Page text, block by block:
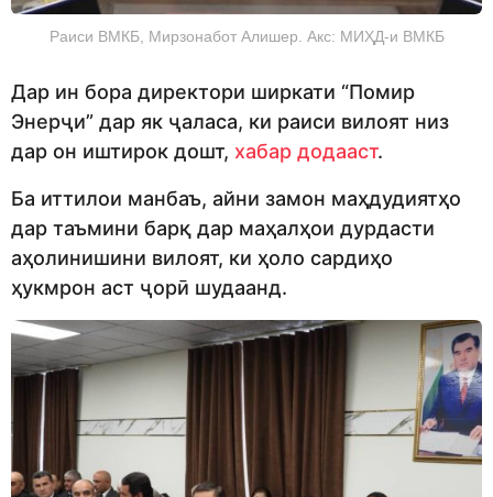
Раиси ВМКБ, Мирзонабот Алишер. Акс: МИҲД-и ВМКБ
Дар ин бора директори ширкати “Помир
Энерҷи” дар як ҷаласа, ки раиси вилоят низ
дар он иштирок дошт, хабар додааст.
Ба иттилои манбаъ, айни замон маҳдудиятҳо
дар таъмини барқ дар маҳалҳои дурдасти
аҳолинишини вилоят, ки ҳоло сардиҳо
ҳукмрон аст ҷорӣ шудаанд.